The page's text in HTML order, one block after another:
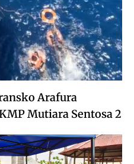
Arafura
Mutiara Sentosa 2